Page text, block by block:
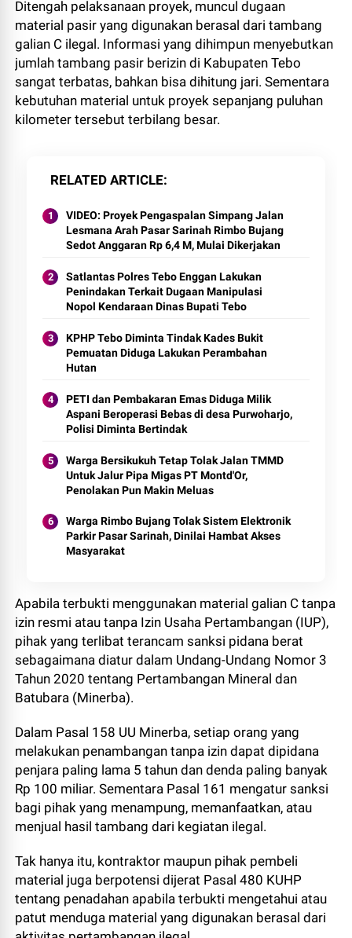
Ditengah pelaksanaan proyek, muncul dugaan
material pasir yang digunakan berasal dari tambang
galian C ilegal. Informasi yang dihimpun menyebutkan
jumlah tambang pasir berizin di Kabupaten Tebo
sangat terbatas, bahkan bisa dihitung jari. Sementara
kebutuhan material untuk proyek sepanjang puluhan
kilometer tersebut terbilang besar.
RELATED ARTICLE
VIDEO: Proyek Pengaspalan Simpang Jalan
Lesmana Arah Pasar Sarinah Rimbo Bujang
Sedot Anggaran Rp 6,4 M, Mulai Dikerjakan
Satlantas Polres Tebo Enggan Lakukan
Penindakan Terkait Dugaan Manipulasi
Nopol Kendaraan Dinas Bupati Tebo
KPHP Tebo Diminta Tindak Kades Bukit
Pemuatan Diduga Lakukan Perambahan
Hutan
PETI dan Pembakaran Emas Diduga Milik
Aspani Beroperasi Bebas di desa Purwoharjo,
Polisi Diminta Bertindak
Warga Bersikukuh Tetap Tolak Jalan TMMD
Untuk Jalur Pipa Migas PT Montd'Or,
Penolakan Pun Makin Meluas
Warga Rimbo Bujang Tolak Sistem Elektronik
Parkir Pasar Sarinah, Dinilai Hambat Akses
Masyarakat
Apabila terbukti menggunakan material galian C tanpa
izin resmi atau tanpa Izin Usaha Pertambangan (IUP),
pihak yang terlibat terancam sanksi pidana berat
sebagaimana diatur dalam Undang-Undang Nomor 3
Tahun 2020 tentang Pertambangan Mineral dan
Batubara (Minerba).
Dalam Pasal 158 UU Minerba, setiap orang yang
melakukan penambangan tanpa izin dapat dipidana
penjara paling lama 5 tahun dan denda paling banyak
Rp 100 miliar. Sementara Pasal 161 mengatur sanksi
bagi pihak yang menampung, memanfaatkan, atau
menjual hasil tambang dari kegiatan ilegal.
Tak hanya itu, kontraktor maupun pihak pembeli
material juga berpotensi dijerat Pasal 480 KUHP
tentang penadahan apabila terbukti mengetahui atau
patut menduga material yang digunakan berasal dari